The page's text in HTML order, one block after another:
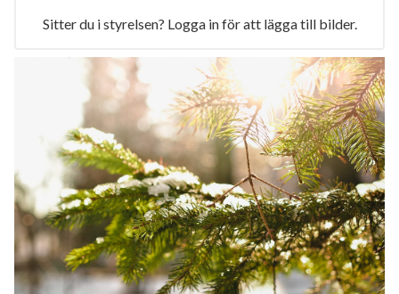
Sitter du i styrelsen? Logga in för att lägga till bilder.